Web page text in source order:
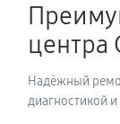
центра
Надёжный
диагностикой